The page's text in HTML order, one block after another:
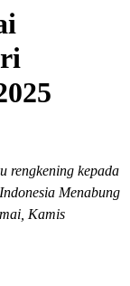
rengkening kepada
Menabung
Kamis